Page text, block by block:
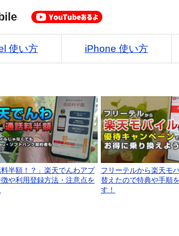
使い方 iPhone 使い方
料半額！？」楽天でんわアプ
徴や利用登録方法・注意点を
フリーテルから楽天モ
替えたので特典や手順
す！